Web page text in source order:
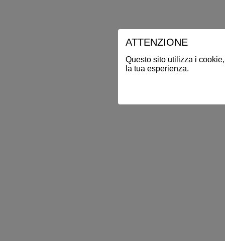
ATTENZIONE
Questo sito utilizza i
la tua esperienza.